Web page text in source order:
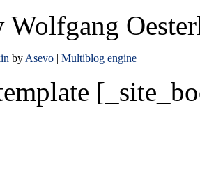
by Asevo | Multiblog engine